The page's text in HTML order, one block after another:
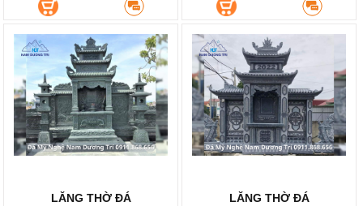
LĂNG THỜ ĐÁ
LĂNG THỜ ĐÁ